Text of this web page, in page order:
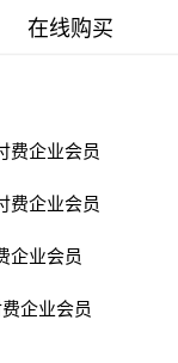
在线购买
费企业会员
费企业会员
企业会员
企业会员